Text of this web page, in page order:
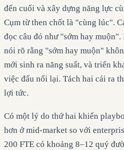
đến cuối và xây dựng năng lực
Cụm từ then chốt là "cùng lúc".
đọc câu đó như "sớm hay
nói rõ rằng "sớm hay muộn"
mới sinh ra năng suất, và triển
việc đấu nối lại. Tách hai cái ra
lợi tức.
Có một lý do thứ hai khiến
hơn ở mid-market so với
200 FTE có khoảng 8–12 quý